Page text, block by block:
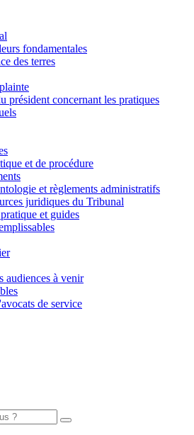
fondamentales
des terres
président concernant les pratiques
et de procédure
et règlements administratifs
juridiques du Tribunal
et guides
audiences à venir
de service